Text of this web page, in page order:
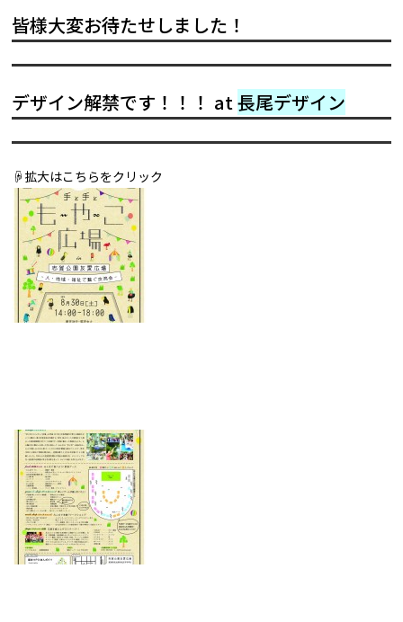
皆様大変お待たせしました！
デザイン解禁です！！！ at長尾デザイン
☟拡大はこちらをクリック